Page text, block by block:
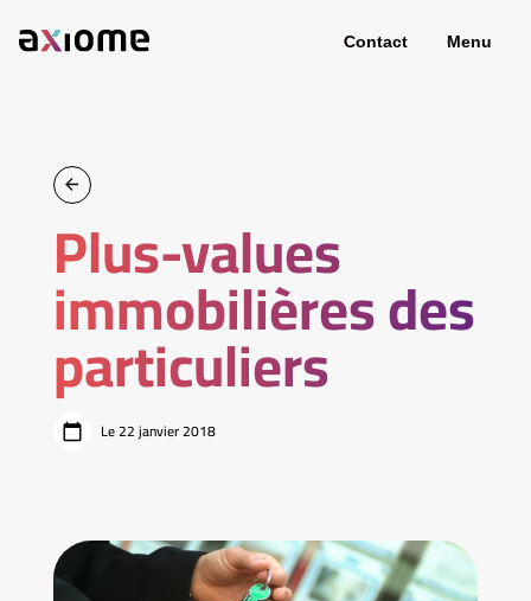
Contact Menu
Plus-values
immobilières des
particuliers
Le 22 janvier 2018